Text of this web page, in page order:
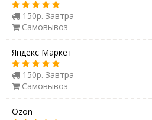
150р. Завтра
Самовывоз
Яндекс Маркет
150р. Завтра
Самовывоз
Ozon